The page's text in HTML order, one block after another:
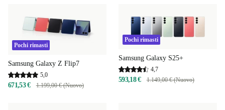
Pochi rimasti
Samsung Galaxy Z Flip7
5,0
671,53 € 1.199,00 € (Nuovo)
Pochi rimasti
Samsung Galaxy S25+
4,7
593,18 € 1.149,00 € (Nuovo)